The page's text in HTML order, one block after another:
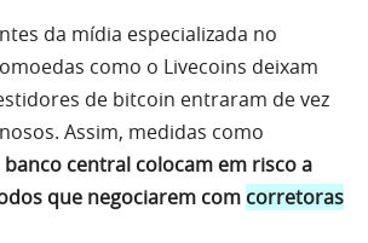
da mídia especializada no
como o Livecoins deixam
de bitcoin entraram de vez
Assim, medidas como
banco central colocam em risco a
que negociarem com corretoras